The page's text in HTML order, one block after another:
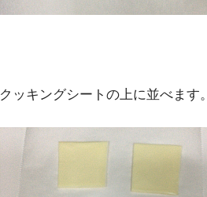
クッキングシートの上に並べます。